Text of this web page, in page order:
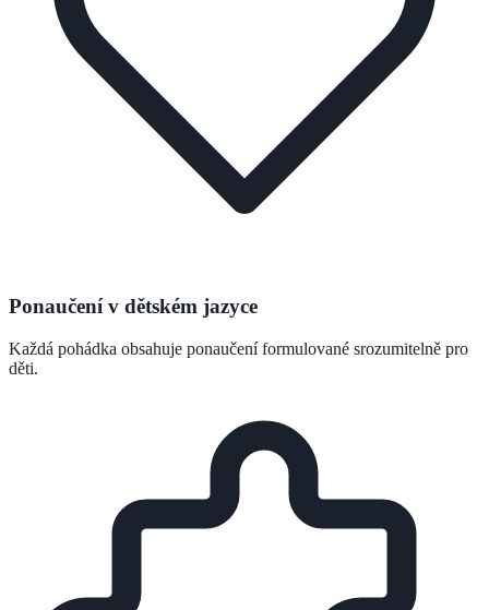
Ponaučení v dětském jazyce
Každá pohádka obsahuje ponaučení formulované srozumitelně pro
děti.